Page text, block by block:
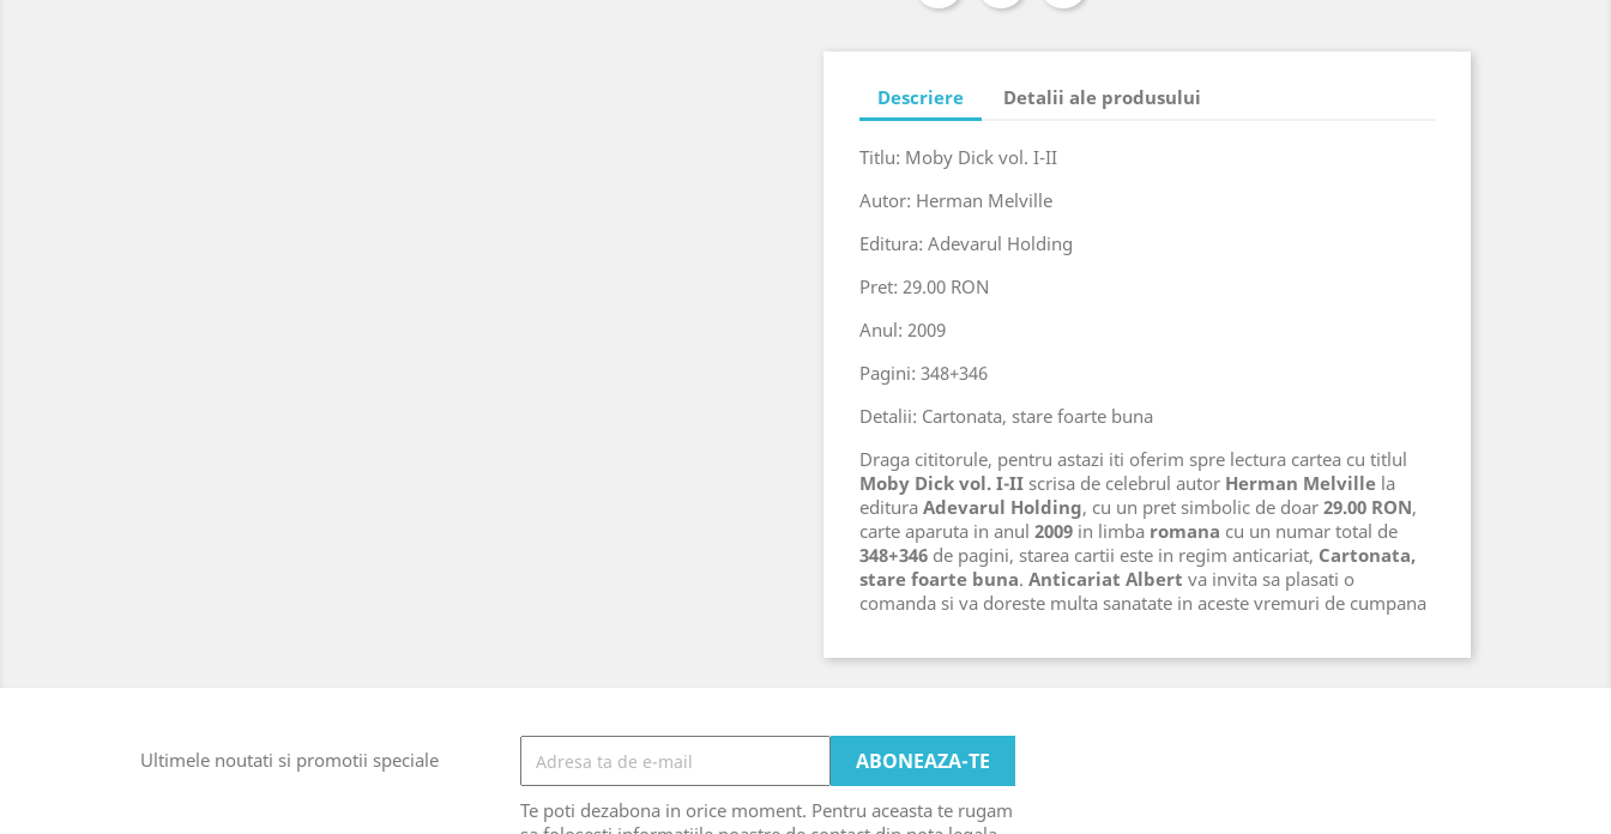
Descriere Detalii ale produsului
Titlu: Moby Dick vol. I-II
Autor: Herman Melville
Editura: Adevarul Holding
Pret: 29.00 RON
Anul: 2009
Pagini: 348+346
Detalii: Cartonata, stare foarte buna
Draga cititorule, pentru astazi iti oferim spre lectura cartea cu titlul
Moby Dick vol. I-II scrisa de celebrul autor Herman Melville la
editura Adevarul Holding, cu un pret simbolic de doar 29.00 RON,
carte aparuta in anul 2009 in limba romana cu un numar total de
348+346 de pagini, starea cartii este in regim anticariat, Cartonata,
stare foarte buna. Anticariat Albert va invita sa plasati o
comanda si va doreste multa sanatate in aceste vremuri de cumpana
Ultimele noutati si promotii speciale
Te poti dezabona in orice moment. Pentru aceasta te rugam